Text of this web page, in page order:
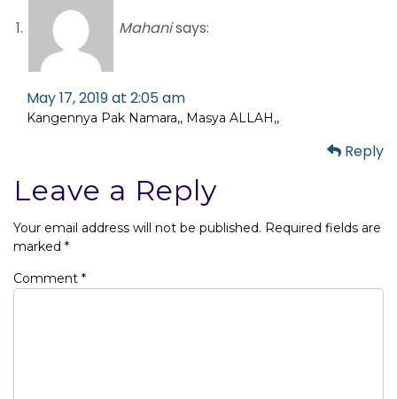
Mahanisays:
May 17, 2019 at 2:05 am
Kangennya Pak Namara,, Masya ALLAH,,
Reply
Leave a Reply
Your email address will not be published. Required fields are
marked *
Comment *